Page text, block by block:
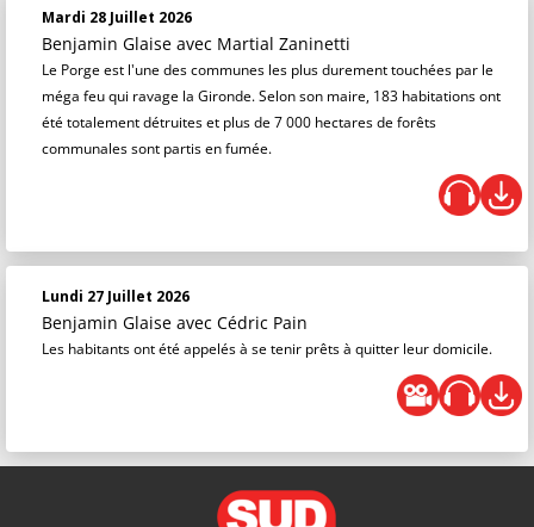
Mardi 28 Juillet 2026
Benjamin Glaise avec Martial Zaninetti
Le Porge est l'une des communes les plus durement touchées par le
méga feu qui ravage la Gironde. Selon son maire, 183 habitations ont
été totalement détruites et plus de 7 000 hectares de forêts
communales sont partis en fumée.
Lundi 27 Juillet 2026
Benjamin Glaise avec Cédric Pain
Les habitants ont été appelés à se tenir prêts à quitter leur domicile.